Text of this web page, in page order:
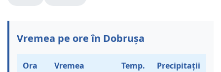
Vremea pe ore în Dobrușa
Ora Vremea Temp. Precipitații